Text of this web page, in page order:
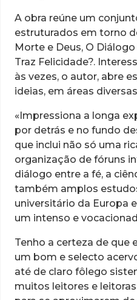
A obra reúne um
estruturados em torno
Morte e Deus, O
Traz Felicidade?.
às vezes, o autor, abre
ideias, em áreas
«Impressiona a longa
por detrás e no fundo
que inclui não só uma
organização de fóruns
diálogo entre a fé, a
também amplos
universitário da Europa
um intenso e
Tenho a certeza de que
um bom e selecto
até de claro fôlego
muitos leitores e